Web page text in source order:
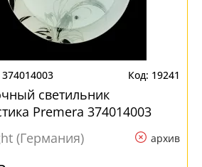
374014003 19241
светильник
Premera 374014003
(Германия)
архив